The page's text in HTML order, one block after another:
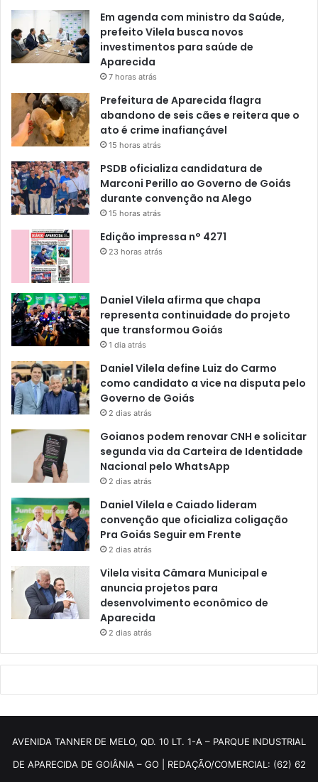
Em agenda com ministro da Saúde,
prefeito Vilela busca novos
investimentos para saúde de
Aparecida
7 horas atrás
Prefeitura de Aparecida flagra
abandono de seis cães e reitera que o
ato é crime inafiançável
15 horas atrás
PSDB oficializa candidatura de
Marconi Perillo ao Governo de Goiás
durante convenção na Alego
15 horas atrás
Edição impressa n° 4271
23 horas atrás
Daniel Vilela afirma que chapa
representa continuidade do projeto
que transformou Goiás
1 dia atrás
Daniel Vilela define Luiz do Carmo
como candidato a vice na disputa pelo
Governo de Goiás
2 dias atrás
Goianos podem renovar CNH e solicitar
segunda via da Carteira de Identidade
Nacional pelo WhatsApp
2 dias atrás
Daniel Vilela e Caiado lideram
convenção que oficializa coligação
Pra Goiás Seguir em Frente
2 dias atrás
Vilela visita Câmara Municipal e
anuncia projetos para
desenvolvimento econômico de
Aparecida
2 dias atrás
AVENIDA TANNER DE MELO, QD. 10 LT. 1-A – PARQUE INDUSTRIAL
DE APARECIDA DE GOIÂNIA – GO | REDAÇÃO/COMERCIAL: (62) 62